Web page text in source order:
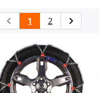
1 2